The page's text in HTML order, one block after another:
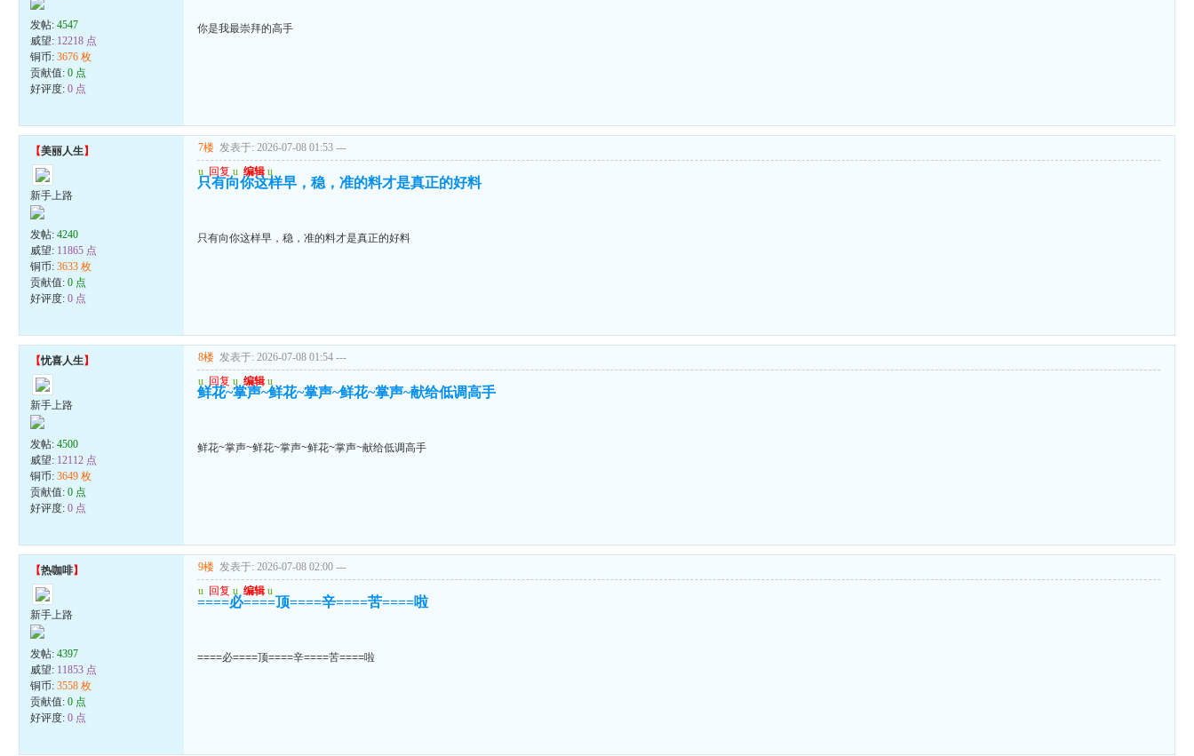
发帖:4547
威望: 12218 点
铜币:3676 枚
贡献值:0 点
好评度:0 点
你是我最崇拜的高手
【美丽人生】
新手上路
发帖:4240
威望: 11865 点
铜币:3633 枚
贡献值:0 点
好评度:0 点
7楼 发表于: 2026-07-08 01:53 ---
u 回复 u 编辑 u
只有向你这样早，稳，准的料才是真正的好料
只有向你这样早，稳，准的料才是真正的好料
【忧喜人生】
新手上路
发帖:4500
威望: 12112 点
铜币:3649 枚
贡献值:0 点
好评度:0 点
8楼 发表于: 2026-07-08 01:54 ---
u 回复 u 编辑 u
鲜花~掌声~鲜花~掌声~鲜花~掌声~献给低调高手
鲜花~掌声~鲜花~掌声~鲜花~掌声~献给低调高手
【热咖啡】
新手上路
发帖:4397
威望: 11853 点
铜币:3558 枚
贡献值:0 点
好评度:0 点
9楼 发表于: 2026-07-08 02:00 ---
u 回复 u 编辑 u
====必====顶====辛====苦====啦
====必====顶====辛====苦====啦